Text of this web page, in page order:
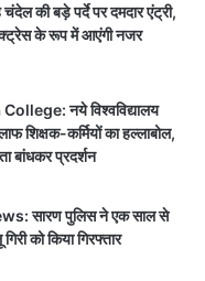
की बड़े पर्दे पर दमदार एंट्री,
एक्ट्रेस के रूप में आएंगी नजर
नये विश्वविद्यालय
शिक्षक-कर्मियों का हल्लाबोल,
बांधकर प्रदर्शन
सारण पुलिस ने एक साल से
को किया गिरफ्तार